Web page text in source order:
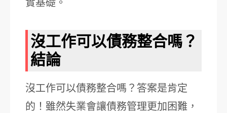
實基礎。
沒工作可以債務整合嗎？
結論
沒工作可以債務整合嗎？答案是肯定
的！雖然失業會讓債務管理更加困難，